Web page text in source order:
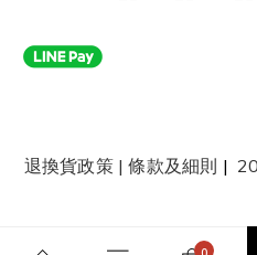
退換貨政策|條款及細則 |